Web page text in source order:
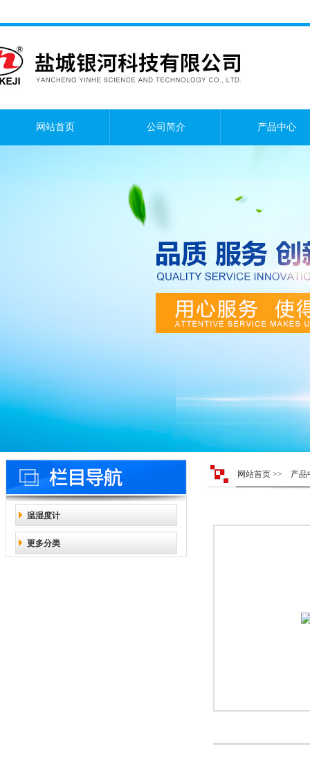
网站首页 公司简介 产品中心
温湿度计
更多分类
网站首页 >> 产品